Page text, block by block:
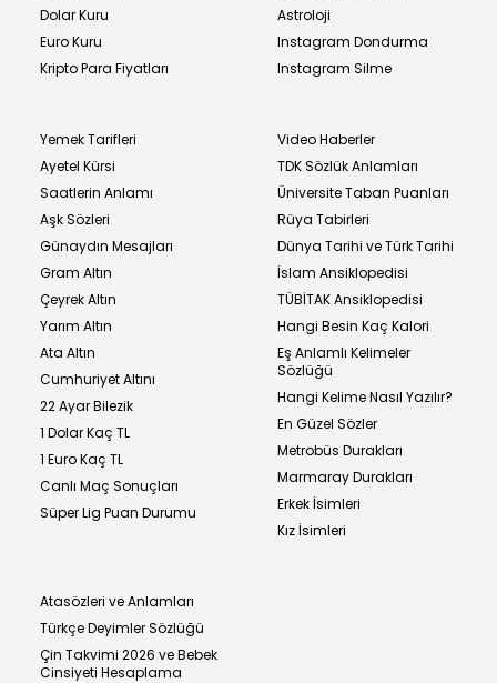
Dolar Kuru
Euro Kuru
Kripto Para Fiyatları
Astroloji
Instagram Dondurma
Instagram Silme
Yemek Tarifleri
Ayetel Kürsi
Saatlerin Anlamı
Aşk Sözleri
Günaydın Mesajları
Gram Altın
Çeyrek Altın
Yarım Altın
Ata Altın
Cumhuriyet Altını
22 Ayar Bilezik
1 Dolar Kaç TL
1 Euro Kaç TL
Canlı Maç Sonuçları
Süper Lig Puan Durumu
Video Haberler
TDK Sözlük Anlamları
Üniversite Taban Puanları
Rüya Tabirleri
Dünya Tarihi ve Türk Tarihi
İslam Ansiklopedisi
TÜBİTAK Ansiklopedisi
Hangi Besin Kaç Kalori
Eş Anlamlı Kelimeler
Sözlüğü
Hangi Kelime Nasıl Yazılır?
En Güzel Sözler
Metrobüs Durakları
Marmaray Durakları
Erkek İsimleri
Kız İsimleri
Atasözleri ve Anlamları
Türkçe Deyimler Sözlüğü
Çin Takvimi 2026 ve Bebek
Cinsiyeti Hesaplama